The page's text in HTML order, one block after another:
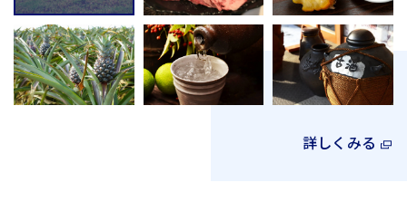
詳しくみる